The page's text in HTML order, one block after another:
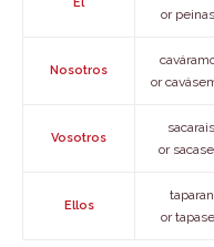
or
Nosotros
or
Vosotros
sacarais
or
Ellos
taparan
or